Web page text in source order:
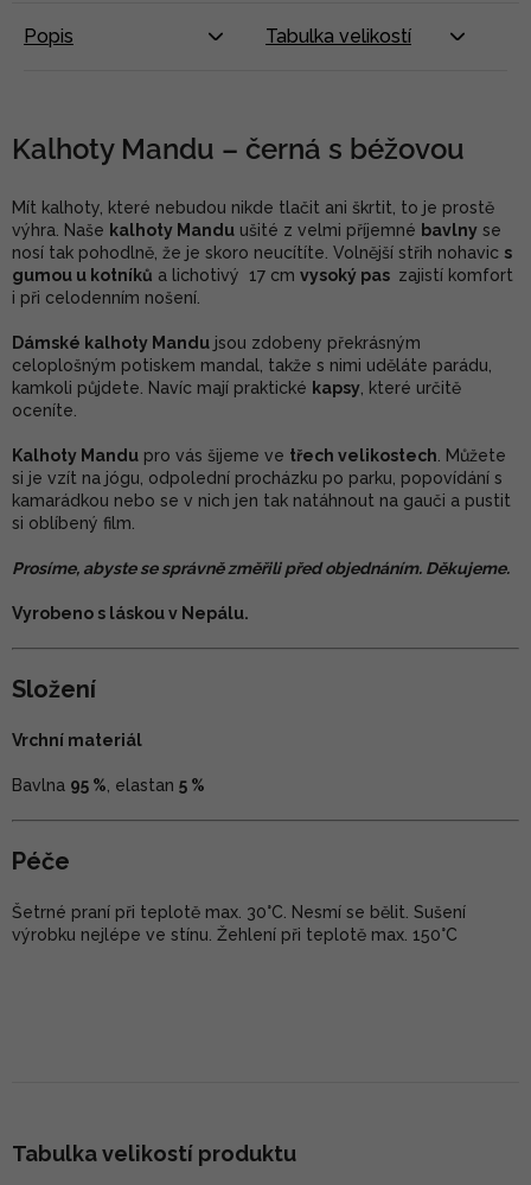
Popis Tabulka velikostí
Kalhoty Mandu – černá s béžovou
Mít kalhoty, které nebudou nikde tlačit ani škrtit, to je prostě
výhra. Naše kalhoty Mandu ušité z velmi příjemné bavlny se
nosí tak pohodlně, že je skoro neucítíte. Volnější střih nohavic s
gumou u kotníků a lichotivý 17 cm vysoký pas zajistí komfort
i při celodenním nošení.
Dámské kalhoty Mandu jsou zdobeny překrásným
celoplošným potiskem mandal, takže s nimi uděláte parádu,
kamkoli půjdete. Navíc mají praktické kapsy , které určitě
oceníte.
Kalhoty Mandu pro vás šijeme ve třech velikostech . Můžete
si je vzít na jógu, odpolední procházku po parku, popovídání s
kamarádkou nebo se v nich jen tak natáhnout na gauči a pustit
si oblíbený film.
Prosíme, abyste se správně změřili před objednáním. Děkujeme.
Vyrobeno s láskou v Nepálu.
Složení
Vrchní materiál
Bavlna 95 % , elastan 5 %
Péče
Šetrné praní při teplotě max. 30°C. Nesmí se bělit. Sušení
výrobku nejlépe ve stínu. Žehlení při teplotě max. 150°C
Tabulka velikostí produktu